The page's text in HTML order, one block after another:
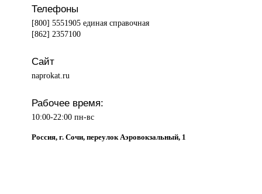
Телефоны
[800] 5551905 единая справочная
[862] 2357100
Сайт
naprokat.ru
Рабочее время:
10:00-22:00 пн-вс
Россия, г. Сочи, переулок Аэровокзальный, 1